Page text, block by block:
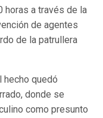
horas a través de la
de agentes
de la patrullera
hecho quedó
donde se
como presunto